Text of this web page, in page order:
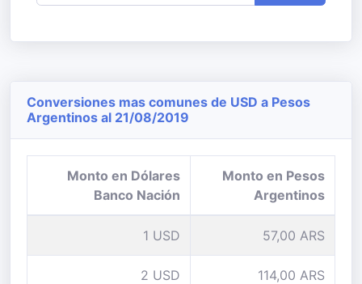
Conversiones mas comunes de USD a Pesos
Argentinos al 21/08/2019
Monto en Dólares
Banco Nación
Monto en Pesos
Argentinos
1 USD 57,00 ARS
2 USD 114,00 ARS